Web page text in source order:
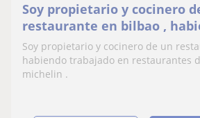
Soy propietario y cocinero
restaurante en bilbao ,
trabajado en restaurantes
michelin
Soy propietario y cocinero de un
habiendo trabajado en restaurantes
michelin .